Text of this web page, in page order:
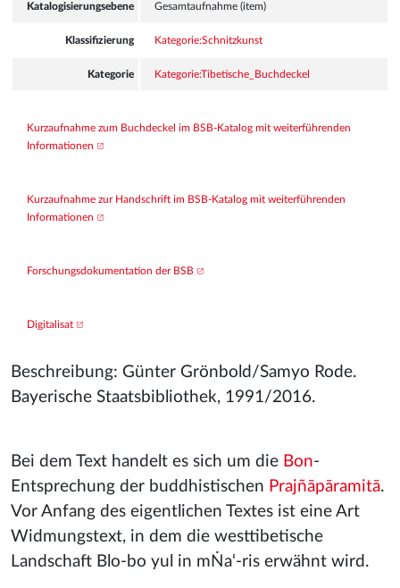
Katalogisierungsebene Gesamtaufnahme (item)
Klassifizierung Kategorie:Schnitzkunst
Kategorie Kategorie:Tibetische_Buchdeckel
Kurzaufnahme zum Buchdeckel im BSB-Katalog mit weiterführenden
Informationen
Kurzaufnahme zur Handschrift im BSB-Katalog mit weiterführenden
Informationen
Forschungsdokumentation der BSB
Digitalisat
Beschreibung: Günter Grönbold/Samyo Rode.
Bayerische Staatsbibliothek, 1991/2016.
Bei dem Text handelt es sich um die Bon-
Entsprechung der buddhistischen Prajñāpāramitā.
Vor Anfang des eigentlichen Textes ist eine Art
Widmungstext, in dem die westtibetische
Landschaft Blo-bo yul in mṄa‘-ris erwähnt wird.